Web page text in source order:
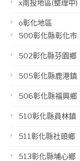
x南投地區(整理中)
o彰化地區
500彰化縣彰化市
502彰化縣芬園鄉
505彰化縣鹿港鎮
506彰化縣福興鄉
510彰化縣員林鎮
511彰化縣社頭鄉
513彰化縣埔心鄉